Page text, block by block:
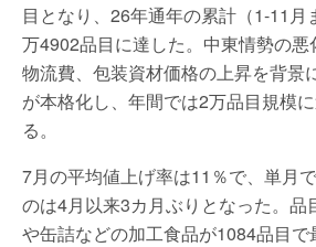
目となり、26年通年の累計（1-11月
万4902品目に達した。中東情勢の
物流費、包装資材価格の上昇を背景
が本格化し、年間では2万品目規模
る。
7月の平均値上げ率は11％で、単月
のは4月以来3カ月ぶりとなった。品
や缶詰などの加工食品が1084品目